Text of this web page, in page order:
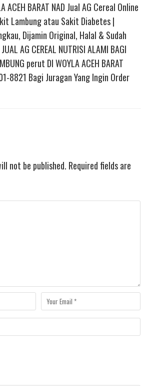
ACEH BARAT NAD Jual AG Cereal Online
Lambung atau Sakit Diabetes |
Dijamin Original, Halal & Sudah
AG CEREAL NUTRISI ALAMI BAGI
perut DI WOYLA ACEH BARAT
8821 Bagi Juragan Yang Ingin Order
not be published. Required fields are